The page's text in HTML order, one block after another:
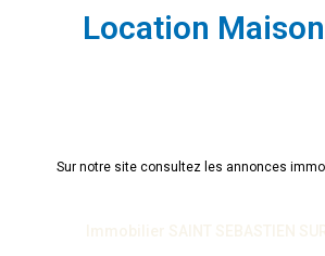
Location Maison
Sur notre site consultez les annonces